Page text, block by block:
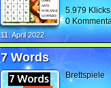
5.979 Klicks
0
11. April 2022
7 Words
Brettspiele